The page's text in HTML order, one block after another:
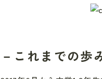
－これまでの歩